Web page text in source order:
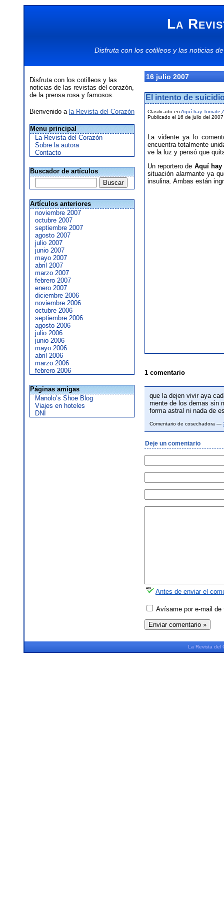
La
Disfruta con los cotilleosy las noticias
Disfruta con los cotilleos y las
noticias de las revistas del corazón,
de la prensa rosa y famosos.
Bienvenido a la Revista del Corazón
Menu principal
La Revista del Corazón
Sobre la autora
Contacto
Buscador de artículos
Artículos anteriores
noviembre 2007
octubre 2007
septiembre 2007
agosto 2007
julio 2007
junio 2007
mayo 2007
abril 2007
marzo 2007
febrero 2007
enero 2007
diciembre 2006
noviembre 2006
octubre 2006
septiembre 2006
agosto 2006
julio 2006
junio 2006
mayo 2006
abril 2006
marzo 2006
febrero 2006
Páginas amigas
Manolo’s Shoe Blog
Viajes en hoteles
DNI
16 julio 2007
El intento de
Clasificado en Aquí hay Tomate
Publicado el 16 de julio del 2007
La vidente ya lo
encuentra totalmente
ve la luz y pensó que
Un reportero de Aquí hay
situación alarmante ya
insulina. Ambas están
1 comentario
que la dejen vivir aya
mente de los demas sin
forma astral ni nada de
Comentario de cosechadora —
Deje un comentario
Antes de enviar el
Avísame por e-mail de
La Revista del